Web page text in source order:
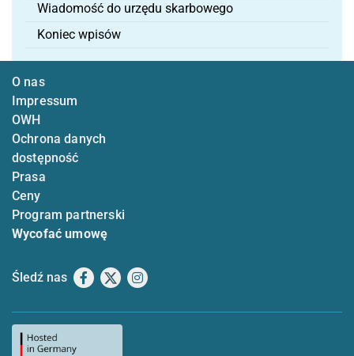
Wiadomość do urzędu skarbowego
Koniec wpisów
O nas
Impressum
OWH
Ochrona danych
dostępność
Prasa
Ceny
Program partnerski
Wycofać umowę
Śledź nas Facebook
X Instagram